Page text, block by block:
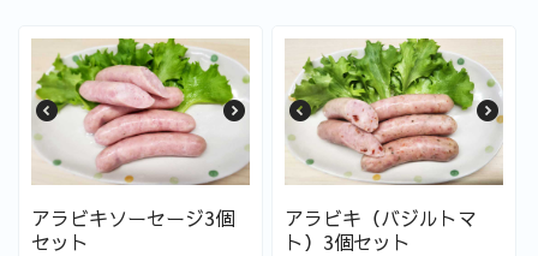
アラビキソーセージ3個
セット
アラビキ（バジルトマ
ト）3個セット